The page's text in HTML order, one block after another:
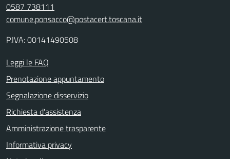
0587 738111
comune.ponsacco@postacert.toscana.it
P.IVA: 00141490508
Leggi le FAQ
Prenotazione appuntamento
Segnalazione disservizio
Richiesta d'assistenza
Amministrazione trasparente
Informativa privacy